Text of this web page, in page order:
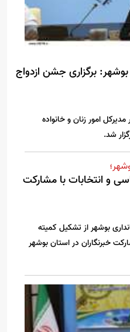
بوشهر: برگزاری جشن ازدواج
امور زنان و خانواده
شد.
و انتخابات با مشارکت
بوشهر از تشکیل کمیته
خبرنگاران در استان بوشهر